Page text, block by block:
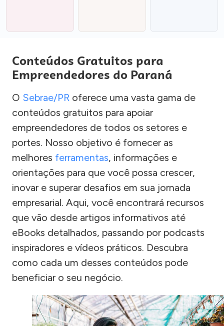
Conteúdos Gratuitos para
Empreendedores do Paraná
O Sebrae/PR oferece uma vasta gama de
conteúdos gratuitos para apoiar
empreendedores de todos os setores e
portes. Nosso objetivo é fornecer as
melhores ferramentas, informações e
orientações para que você possa crescer,
inovar e superar desafios em sua jornada
empresarial. Aqui, você encontrará recursos
que vão desde artigos informativos até
eBooks detalhados, passando por podcasts
inspiradores e vídeos práticos. Descubra
como cada um desses conteúdos pode
beneficiar o seu negócio.